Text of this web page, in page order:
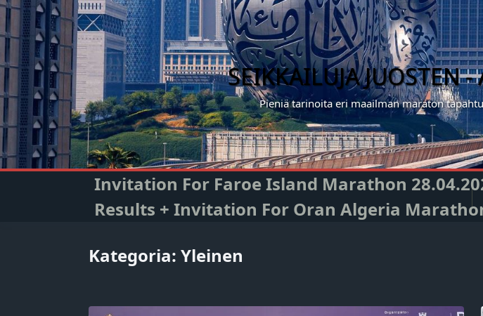
Skip
to
content
SEIKKAILUJA JUOSTEN
Pieniä tarinoita eri maailman maraton
Invitation For Faroe Island Marathon
Results + Invitation For Oran Algeria
Kategoria: Yleinen